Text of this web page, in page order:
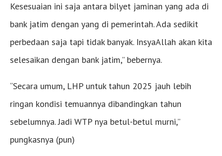
Kesesuaian ini saja antara bilyet jaminan yang ada di
bank jatim dengan yang di pemerintah. Ada sedikit
perbedaan saja tapi tidak banyak. InsyaAllah akan kita
selesaikan dengan bank jatim,” bebernya.
“Secara umum, LHP untuk tahun 2025 jauh lebih
ringan kondisi temuannya dibandingkan tahun
sebelumnya. Jadi WTP nya betul-betul murni,”
pungkasnya (pun)